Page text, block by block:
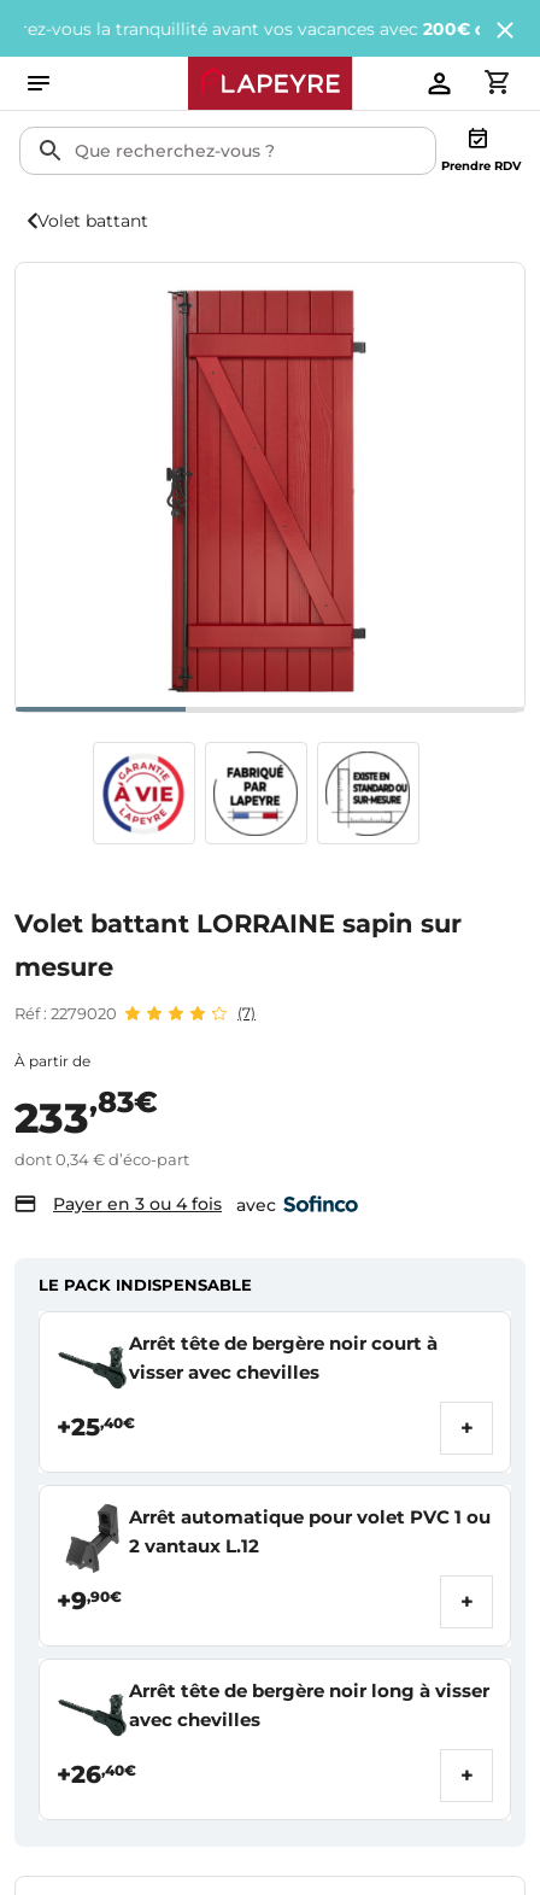
la tranquillité avant vos vacances avec200€ offerts tous
Prendre RDV
Volet battant
Volet battant LORRAINE sapin sur
mesure
Réf : 2279020 (7)
À partir de
233,83€
dont 0,34 € d’éco-part
Payer en 3 ou 4 fois avec
LE PACK INDISPENSABLE
Arrêt tête de bergère noir court à
visser avec chevilles
+25,40€ +
Arrêt automatique pour volet PVC 1 ou
2 vantaux L.12
+9,90€ +
Arrêt tête de bergère noir long à visser
avec chevilles
+26,40€ +